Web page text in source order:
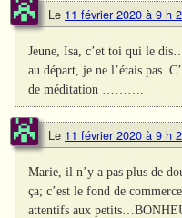
Le 11 février 2020 à 9 h
Jeune, Isa, c’et toi qui le
au départ, je ne l’étais pas.
de méditation ……….
Le 11 février 2020 à 9 h
Marie, il n’y a pas plus de
ça; c’est le fond de
attentifs aux